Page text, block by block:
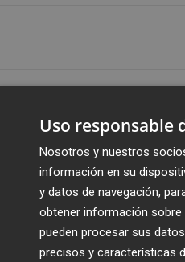
Nacional del Mercado de
servicios de inversión
avisado de firmas como
ha señalado a
en advertencias
sus advertencias sobre
Uso responsable
Nosotros y nuestros
información en su
y datos de navegación,
obtener información sobre
pueden procesar sus
precisos y características